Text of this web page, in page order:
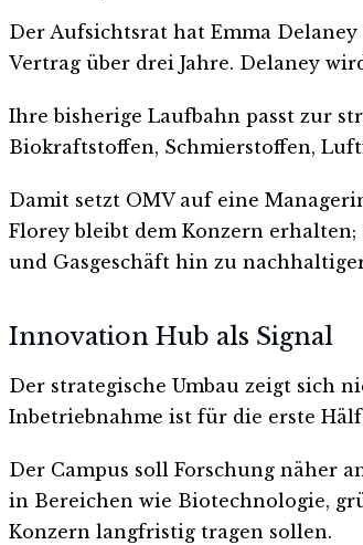
Der Aufsichtsrat hat Emma
Vertrag über drei Jahre. Delaney
Ihre bisherige Laufbahn passt zur
Biokraftstoffen, Schmierstoffen,
Damit setzt OMV auf eine
Florey bleibt dem Konzern
und Gasgeschäft hin zu
Innovation Hub als Signal
Der strategische Umbau zeigt sich
Inbetriebnahme ist für die erste
Der Campus soll Forschung näher
in Bereichen wie Biotechnologie,
Konzern langfristig tragen sollen.